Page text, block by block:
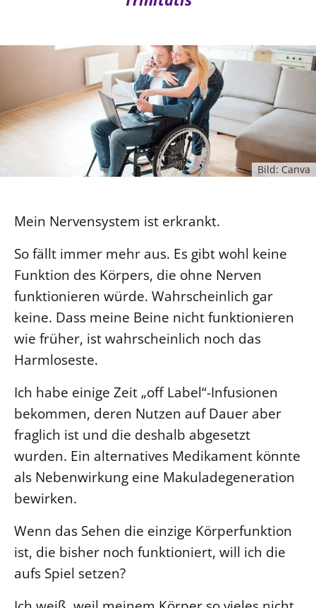
Bild: Canva
Mein Nervensystem ist erkrankt.
So fällt immer mehr aus. Es gibt wohl keine
Funktion des Körpers, die ohne Nerven
funktionieren würde. Wahrscheinlich gar
keine. Dass meine Beine nicht funktionieren
wie früher, ist wahrscheinlich noch das
Harmloseste.
Ich habe einige Zeit „off Label“-Infusionen
bekommen, deren Nutzen auf Dauer aber
fraglich ist und die deshalb abgesetzt
wurden. Ein alternatives Medikament könnte
als Nebenwirkung eine Makuladegeneration
bewirken.
Wenn das Sehen die einzige Körperfunktion
ist, die bisher noch funktioniert, will ich die
aufs Spiel setzen?
Personalausschuss
LANDESKIRCHENAMT
Willkommen
Kollegium
Abteilungen des Landeskirchenamts
Rechnungsprüfungsamt
Beschwerdestellen
Gleichstellung
Datenschutz
LANDESSYNODE
27. Landessynode
Kontakt
Hintergrund
MITARBEIT
Ehrenamt
Beruf
BIBLIOTHEK & ARCHIV
Lutherische Kirche
Glaubensbekenntnis
Positionen
Ökumene
Religionen
KLIMASCHUTZ
Nachhaltigkeit
Erneuerbare Energien
Mobilität
Naturschutz
Datenschutz
Barrierefreiheit
Presse
Freie Stellen
Service für Gemeinden